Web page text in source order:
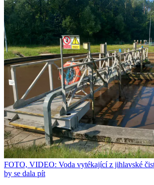
FOTO, VIDEO: Voda vytékající z jihlavské
by se dala pít